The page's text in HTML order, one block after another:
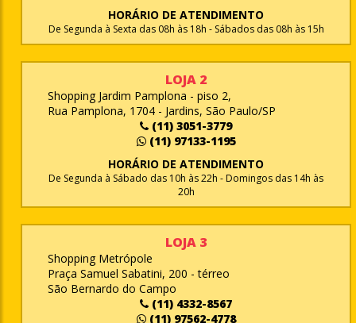
HORÁRIO DE ATENDIMENTO
De Segunda à Sexta das 08h às 18h - Sábados das 08h às 15h
LOJA 2
Shopping Jardim Pamplona - piso 2,
Rua Pamplona, 1704 - Jardins, São Paulo/SP
(11) 3051-3779
(11) 97133-1195
HORÁRIO DE ATENDIMENTO
De Segunda à Sábado das 10h às 22h - Domingos das 14h às
20h
LOJA 3
Shopping Metrópole
Praça Samuel Sabatini, 200 - térreo
São Bernardo do Campo
(11) 4332-8567
(11) 97562-4778